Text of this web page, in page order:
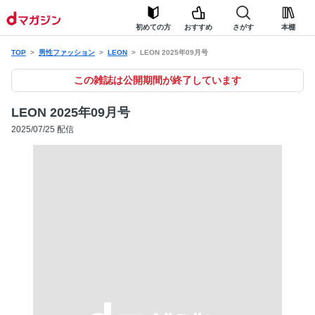
初めての方 おすすめ さがす 本棚
TOP 男性ファッション LEON LEON 2025年09月号
この雑誌は公開期間が終了しています
LEON 2025年09月号
2025/07/25 配信